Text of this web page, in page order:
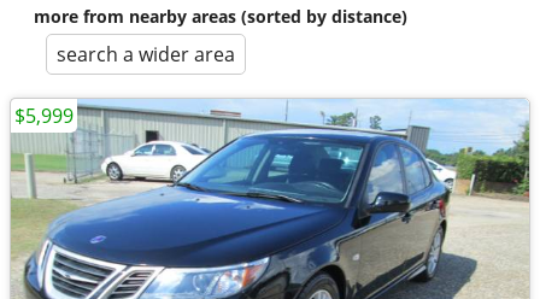
more from nearby areas (sorted by distance)
search a wider area
$5,999